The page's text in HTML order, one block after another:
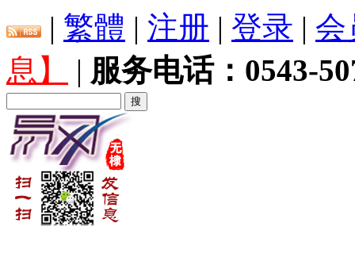
| 繁體 | 注册 | 登录 | 会
息】
| 服务电话：0543-